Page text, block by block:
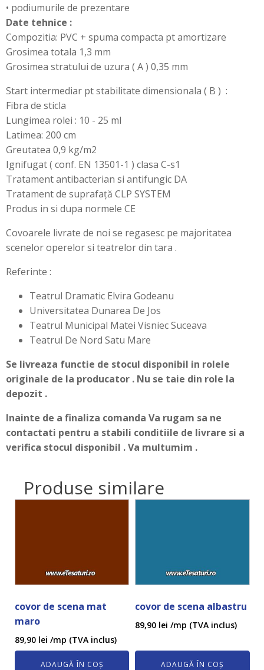
• podiumurile de prezentare
Date tehnice :
Compozitia: PVC + spuma compacta pt amortizare
Grosimea totala 1,3 mm
Grosimea stratului de uzura ( A ) 0,35 mm
Start intermediar pt stabilitate dimensionala ( B ) :
Fibra de sticla
Lungimea rolei : 10 - 25 ml
Latimea: 200 cm
Greutatea 0,9 kg/m2
Ignifugat ( conf. EN 13501-1 ) clasa C-s1
Tratament antibacterian si antifungic DA
Tratament de suprafață CLP SYSTEM
Produs in si dupa normele CE
Covoarele livrate de noi se regasesc pe majoritatea
scenelor operelor si teatrelor din tara .
Referinte :
Teatrul Dramatic Elvira Godeanu
Universitatea Dunarea De Jos
Teatrul Municipal Matei Visniec Suceava
Teatrul De Nord Satu Mare
Se livreaza functie de stocul disponibil in rolele
originale de la producator . Nu se taie din role la
depozit .
Inainte de a finaliza comanda Va rugam sa ne
contactati pentru a stabili conditiile de livrare si a
verifica stocul disponibil . Va multumim .
Produse similare
covor de scena mat
maro
89,90 lei /mp (TVA inclus)
ADAUGĂ ÎN COȘ
covor de scena albastru
89,90 lei /mp (TVA inclus)
ADAUGĂ ÎN COȘ